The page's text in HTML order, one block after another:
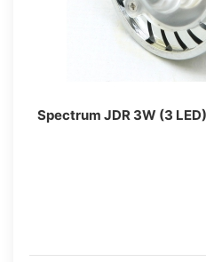
Spectrum JDR 3W (3